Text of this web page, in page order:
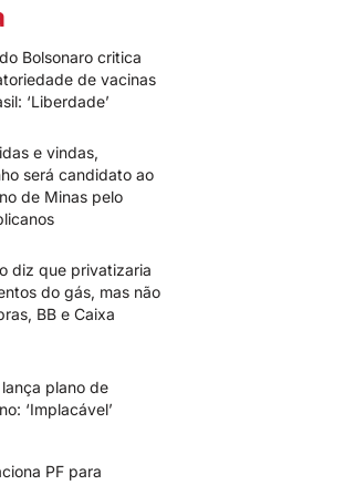
Bolsonaro critica
de vacinas
‘Liberdade’
e vindas,
será candidato ao
de Minas pelo
diz que privatizaria
do gás, mas não
BB e Caixa
plano de
‘Implacável’
PF para